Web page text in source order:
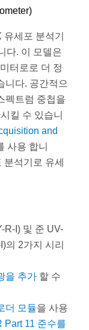
세포 분석기
다. 이 모델은
터로로 더 정
니다. 공간적으
펙트럼 중첩을
킬 수 있습니
and
사용 합니
석기로 유세
R-I) 및 준 UV-
의 2가지 시리
을 추가 할 수
더 모듈을 사용
Part 11 준수를